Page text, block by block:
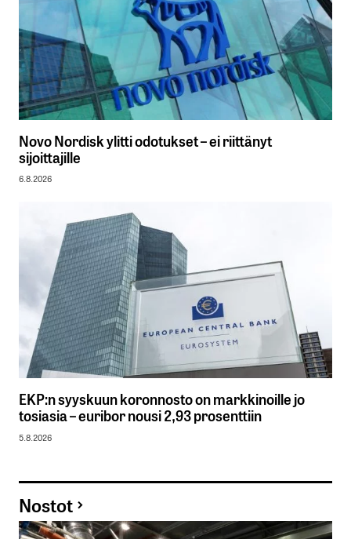
Novo Nordisk ylitti odotukset – ei riittänyt
sijoittajille
6.8.2026
EKP:n syyskuun koronnosto on markkinoille jo
tosiasia – euribor nousi 2,93 prosenttiin
5.8.2026
Nostot